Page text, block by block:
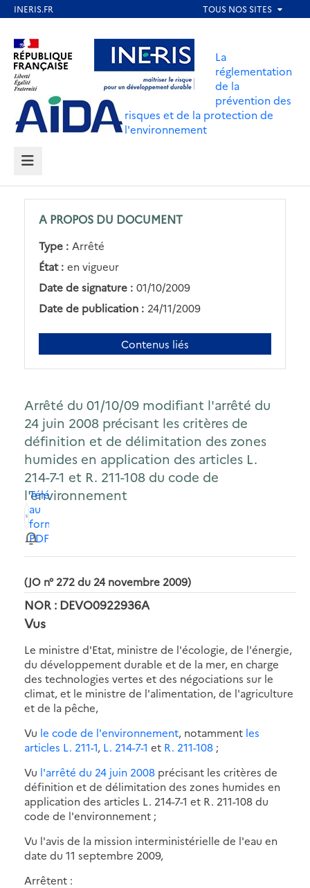
contenu
principal
Aller au contenu Aller au menu
Aller au pied de page
La
réglementation
de la
prévention des
risques et de la protection de
l'environnement
MENU
A PROPOS DU DOCUMENT
Type : Arrêté
État : en vigueur
Date de signature : 01/10/2009
Date de publication : 24/11/2009
Contenus liés
Arrêté du 01/10/09 modifiant l'arrêté du
24 juin 2008 précisant les critères de
définition et de délimitation des zones
humides en application des articles L.
214-7-1 et R. 211-108 du code de
l'environnement
Télécharger
au
format
PDF
(JO n° 272 du 24 novembre 2009)
NOR : DEVO0922936A
Vus
Le ministre d'Etat, ministre de l'écologie, de l'énergie,
du développement durable et de la mer, en charge
des technologies vertes et des négociations sur le
climat, et le ministre de l'alimentation, de l'agriculture
et de la pêche,
Vu le code de l'environnement, notamment les
articles L. 211-1, L. 214-7-1 et R. 211-108 ;
Vu l'arrêté du 24 juin 2008 précisant les critères de
définition et de délimitation des zones humides en
application des articles L. 214-7-1 et R. 211-108 du
code de l'environnement ;
Vu l'avis de la mission interministérielle de l'eau en
date du 11 septembre 2009,
Arrêtent :